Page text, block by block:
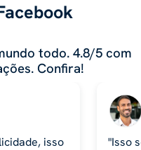
todo. 4.8/5 com
Confira!
isso
"Isso